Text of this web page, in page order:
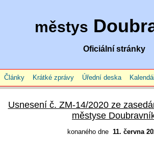
městys
Oficiální stránky
Články Krátké zprávy Úřední deska
Usnesení č. ZM-14/2020 ze
městyse
konaného dne 11. června